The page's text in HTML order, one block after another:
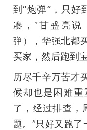
到“炮弹”，只好
凑，”甘盛亮说
弹），华强北都
买家，然后跑到
历尽千辛万苦才
候却也是困难
了，经过排查，
题。”只好又跑了